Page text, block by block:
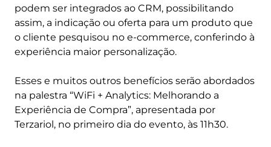
podem ser integrados ao CRM, possibilitando
assim, a indicação ou oferta para um produto que
o cliente pesquisou no e-commerce, conferindo à
experiência maior personalização.
Esses e muitos outros benefícios serão abordados
na palestra “WiFi + Analytics: Melhorando a
Experiência de Compra”, apresentada por
Terzariol, no primeiro dia do evento, às 11h30.